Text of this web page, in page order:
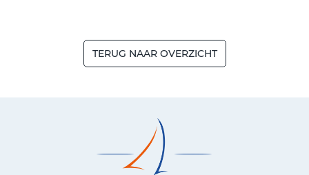
TERUG NAAR OVERZICHT